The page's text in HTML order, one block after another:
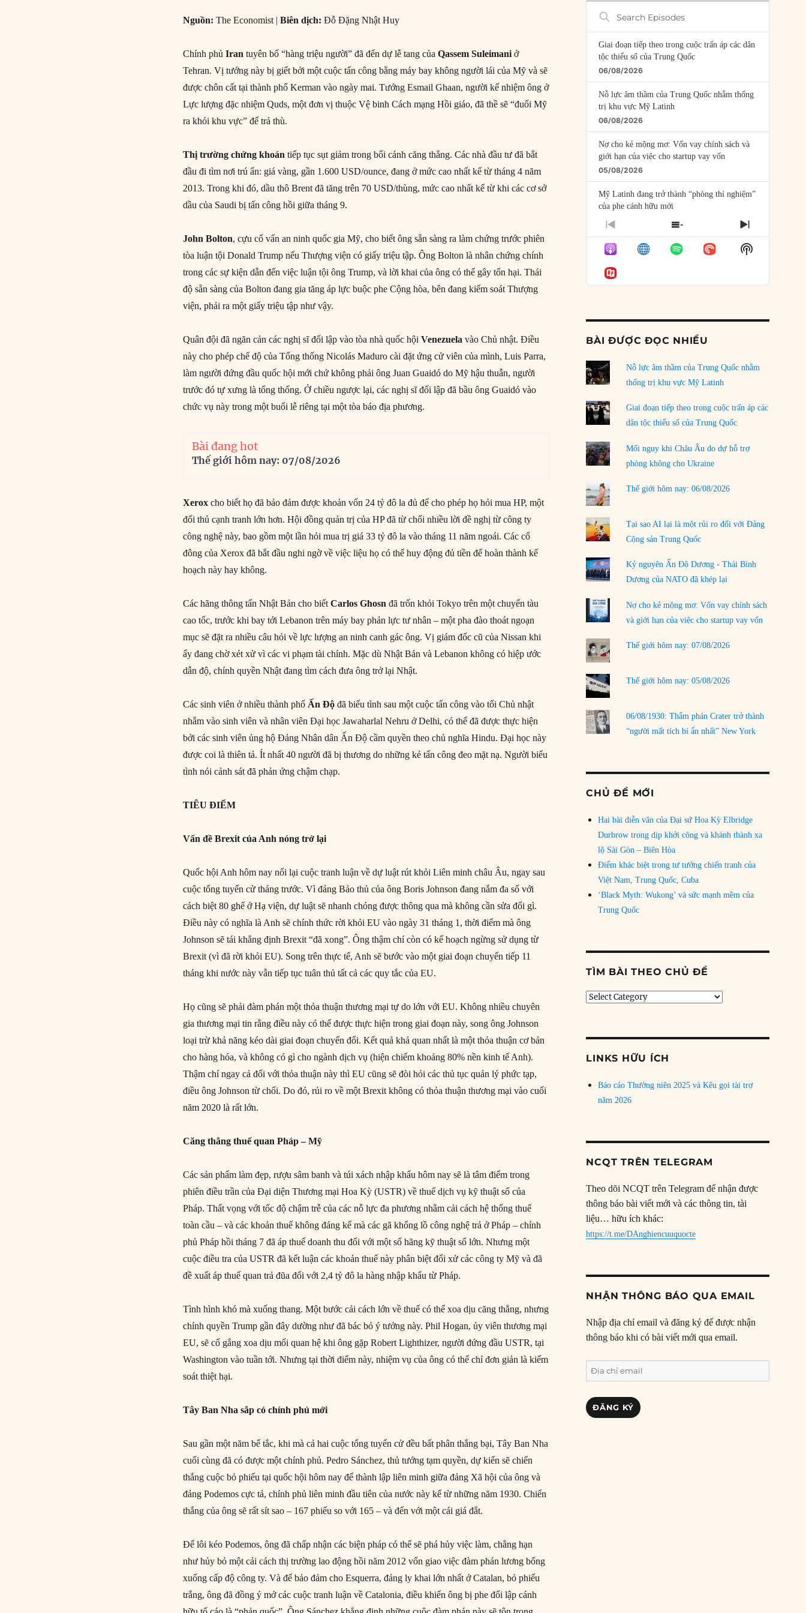
Nguồn: The Economist |Biên dịch: Đỗ Đặng Nhật Huy
Chính phủIran tuyên bố “hàng triệu người” đã đến dự lễ tang củaQassem Suleimani ở
Tehran. Vị tướng này bị giết bởi một cuộc tấn công bằng máy bay không người lái của Mỹ và sẽ
được chôn cất tại thành phố Kerman vào ngày mai. Tướng Esmail Ghaan, người kế nhiệm ông ở
Lực lượng đặc nhiệm Quds, một đơn vị thuộc Vệ binh Cách mạng Hồi giáo, đã thề sẽ “đuổi Mỹ
ra khỏi khu vực” để trả thù.
Thị trường chứng khoán tiếp tục sụt giảm trong bối cảnh căng thẳng. Các nhà đầu tư đã bắt
đầu đi tìm nơi trú ẩn: giá vàng, gần 1.600 USD/ounce, đang ở mức cao nhất kể từ tháng 4 năm
2013. Trong khi đó, dầu thô Brent đã tăng trên 70 USD/thùng, mức cao nhất kể từ khi các cơ sở
dầu của Saudi bị tấn công hồi giữa tháng 9.
John Bolton, cựu cố vấn an ninh quốc gia Mỹ, cho biết ông sẵn sàng ra làm chứng trước phiên
tòa luận tội Donald Trump nếu Thượng viện có giấy triệu tập. Ông Bolton là nhân chứng chính
trong các sự kiện dẫn đến việc luận tội ông Trump, và lời khai của ông có thể gây tổn hại. Thái
độ sẵn sàng của Bolton đang gia tăng áp lực buộc phe Cộng hòa, bên đang kiểm soát Thượng
viện, phải ra một giấy triệu tập như vậy.
Quân đội đã ngăn cản các nghị sĩ đối lập vào tòa nhà quốc hộiVenezuela vào Chủ nhật. Điều
này cho phép chế độ của Tổng thống Nicolás Maduro cài đặt ứng cử viên của mình, Luis Parra,
làm người đứng đầu quốc hội mới chứ không phải ông Juan Guaidó do Mỹ hậu thuẫn, người
trước đó tự xưng là tổng thống. Ở chiều ngược lại, các nghị sĩ đối lập đã bầu ông Guaidó vào
chức vụ này trong một buổi lễ riêng tại một tòa báo địa phương.
Bài đang hot
Thế giới hôm nay: 07/08/2026
Xerox cho biết họ đã bảo đảm được khoản vốn 24 tỷ đô la đủ để cho phép họ hỏi mua HP, một
đối thủ cạnh tranh lớn hơn. Hội đồng quản trị của HP đã từ chối nhiều lời đề nghị từ công ty
công nghệ này, bao gồm một lần hỏi mua trị giá 33 tỷ đô la vào tháng 11 năm ngoái. Các cổ
đông của Xerox đã bắt đầu nghi ngờ về việc liệu họ có thể huy động đủ tiền để hoàn thành kế
hoạch này hay không.
Các hãng thông tấn Nhật Bản cho biếtCarlos Ghosn đã trốn khỏi Tokyo trên một chuyến tàu
cao tốc, trước khi bay tới Lebanon trên máy bay phản lực tư nhân – một pha đào thoát ngoạn
mục sẽ đặt ra nhiều câu hỏi về lực lượng an ninh canh gác ông. Vị giám đốc cũ của Nissan khi
ấy đang chờ xét xử vì các vi phạm tài chính. Mặc dù Nhật Bản và Lebanon không có hiệp ước
dẫn độ, chính quyền Nhật đang tìm cách đưa ông trở lại Nhật.
Các sinh viên ở nhiều thành phố Ấn Độ đã biểu tình sau một cuộc tấn công vào tối Chủ nhật
nhắm vào sinh viên và nhân viên Đại học Jawaharlal Nehru ở Delhi, có thể đã được thực hiện
bởi các sinh viên ủng hộ Đảng Nhân dân Ấn Độ cầm quyền theo chủ nghĩa Hindu. Đại học này
được coi là thiên tả. Ít nhất 40 người đã bị thương do những kẻ tấn công đeo mặt nạ. Người biểu
tình nói cảnh sát đã phản ứng chậm chạp.
TIÊU ĐIỂM
Vấn đề Brexit của Anh nóng trở lại
Quốc hội Anh hôm nay nối lại cuộc tranh luận về dự luật rút khỏi Liên minh châu Âu, ngay sau
cuộc tổng tuyển cử tháng trước. Vì đảng Bảo thủ của ông Boris Johnson đang nắm đa số với
cách biệt 80 ghế ở Hạ viện, dự luật sẽ nhanh chóng được thông qua mà không cần sửa đổi gì.
Điều này có nghĩa là Anh sẽ chính thức rời khỏi EU vào ngày 31 tháng 1, thời điểm mà ông
Johnson sẽ tái khẳng định Brexit “đã xong”. Ông thậm chí còn có kế hoạch ngừng sử dụng từ
Brexit (vì đã rời khỏi EU). Song trên thực tế, Anh sẽ bước vào một giai đoạn chuyển tiếp 11
tháng khi nước này vẫn tiếp tục tuân thủ tất cả các quy tắc của EU.
Họ cũng sẽ phải đàm phán một thỏa thuận thương mại tự do lớn với EU. Không nhiều chuyên
gia thương mại tin rằng điều này có thể được thực hiện trong giai đoạn này, song ông Johnson
loại trừ khả năng kéo dài giai đoạn chuyển đổi. Kết quả khả quan nhất là một thỏa thuận cơ bản
cho hàng hóa, và không có gì cho ngành dịch vụ (hiện chiếm khoảng 80% nền kinh tế Anh).
Thậm chí ngay cả đối với thỏa thuận này thì EU cũng sẽ đòi hỏi các thủ tục quản lý phức tạp,
điều ông Johnson từ chối. Do đó, rủi ro về một Brexit không có thỏa thuận thương mại vào cuối
năm 2020 là rất lớn.
Căng thẳng thuế quan Pháp – Mỹ
Các sản phẩm làm đẹp, rượu sâm banh và túi xách nhập khẩu hôm nay sẽ là tâm điểm trong
phiên điều trần của Đại diện Thương mại Hoa Kỳ (USTR) về thuế dịch vụ kỹ thuật số của
Pháp. Thất vọng với tốc độ chậm trễ của các nỗ lực đa phương nhằm cải cách hệ thống thuế
toàn cầu – và các khoản thuế không đáng kể mà các gã khổng lồ công nghệ trả ở Pháp – chính
phủ Pháp hồi tháng 7 đã áp thuế doanh thu đối với một số hãng kỹ thuật số lớn. Nhưng một
cuộc điều tra của USTR đã kết luận các khoản thuế này phân biệt đối xử các công ty Mỹ và đã
đề xuất áp thuế quan trả đũa đối với 2,4 tỷ đô la hàng nhập khẩu từ Pháp.
Tình hình khó mà xuống thang. Một bước cải cách lớn về thuế có thể xoa dịu căng thẳng, nhưng
chính quyền Trump gần đây dường như đã bác bỏ ý tưởng này. Phil Hogan, ủy viên thương mại
EU, sẽ cố gắng xoa dịu mối quan hệ khi ông gặp Robert Lighthizer, người đứng đầu USTR, tại
Washington vào tuần tới. Nhưng tại thời điểm này, nhiệm vụ của ông có thể chỉ đơn giản là kiểm
soát thiệt hại.
Tây Ban Nha sắp có chính phủ mới
Sau gần một năm bế tắc, khi mà cả hai cuộc tổng tuyển cử đều bất phân thắng bại, Tây Ban Nha
cuối cùng đã có được một chính phủ. Pedro Sánchez, thủ tướng tạm quyền, dự kiến sẽ chiến
thắng cuộc bỏ phiếu tại quốc hội hôm nay để thành lập liên minh giữa đảng Xã hội của ông và
đảng Podemos cực tả, chính phủ liên minh đầu tiên của nước này kể từ những năm 1930. Chiến
thắng của ông sẽ rất sít sao – 167 phiếu so với 165 – và đến với một cái giá đắt.
Để lôi kéo Podemos, ông đã chấp nhận các biện pháp có thể sẽ phá hủy việc làm, chẳng hạn
như hủy bỏ một cải cách thị trường lao động hồi năm 2012 vốn giao việc đàm phán lương bổng
xuống cấp độ công ty. Và để bảo đảm cho Esquerra, đảng ly khai lớn nhất ở Catalan, bỏ phiếu
trắng, ông đã đồng ý mở các cuộc tranh luận về Catalonia, điều khiến ông bị phe đối lập cánh
Search
Episodes
Giai đoạn tiếp theo trong cuộc trấn áp các dân
tộc thiểu số của Trung Quốc
06/08/2026
Nỗ lực âm thầm của Trung Quốc nhằm thống
trị khu vực Mỹ Latinh
06/08/2026
Nợ cho kẻ mộng mơ: Vốn vay chính sách và
giới hạn của việc cho startup vay vốn
05/08/2026
Mỹ Latinh đang trở thành “phòng thí nghiệm”
của phe cánh hữu mới
04/08/2026
Tại sao Trung Quốc phủ nhận cuộc gặp với
Ngoại trưởng Nhật Bản?
04/08/2026
03/08/2026
Đặt cược vào thất bại: Các quỹ đầu tư mạo
rủi ro
02/08/2026
Làm thế nào để kết thúc Chiến tranh Iran?
01/08/2026
Chiến lược kế tiếp của Bắc Kinh ở Biển Đông
31/07/2026
Trật tự thế giới mới: Các nước nhỏ sẽ luôn
phải chịu đựng?
30/07/2026
LOAD MORE
PREVIOUS
EPISODE
SHOW
EPISODES
LIST
NEXT
EPISODE
Show
Podcast
BÀI ĐƯỢC ĐỌC NHIỀU
Nỗ lực âm thầm của Trung Quốc nhằm
thống trị khu vực Mỹ Latinh
Giai đoạn tiếp theo trong cuộc trấn áp các
dân tộc thiểu số của Trung Quốc
Mối nguy khi Châu Âu do dự hỗ trợ
phòng không cho Ukraine
Thế giới hôm nay: 06/08/2026
Tại sao AI lại là một rủi ro đối với Đảng
Cộng sản Trung Quốc
Kỷ nguyên Ấn Độ Dương - Thái Bình
Dương của NATO đã khép lại
Nợ cho kẻ mộng mơ: Vốn vay chính sách
và giới hạn của việc cho startup vay vốn
Thế giới hôm nay: 07/08/2026
Thế giới hôm nay: 05/08/2026
06/08/1930: Thẩm phán Crater trở thành
“người mất tích bí ẩn nhất” New York
CHỦ ĐỀ MỚI
Hai bài diễn văn của Đại sứ Hoa Kỳ Elbridge
Durbrow trong dịp khởi công và khánh thành xa
lộ Sài Gòn – Biên Hòa
Điểm khác biệt trong tư tưởng chiến tranh của
Việt Nam, Trung Quốc, Cuba
‘Black Myth: Wukong’ và sức mạnh mềm của
Trung Quốc
TÌM BÀI THEO CHỦ ĐỀ
Tìm
chủ
LINKS HỮU ÍCH
Báo cáo Thường niên 2025 và Kêu gọi tài trợ
năm 2026
NCQT TRÊN TELEGRAM
Theo dõi NCQT trên Telegram để nhận được
thông báo bài viết mới và các thông tin, tài
liệu… hữu ích khác:
https://t.me/DAnghiencuuquocte
NHẬN THÔNG BÁO QUA EMAIL
Nhập địa chỉ email và đăng ký để được nhận
thông báo khi có bài viết mới qua email.
Địa
chỉ
email
ĐĂNG KÝ